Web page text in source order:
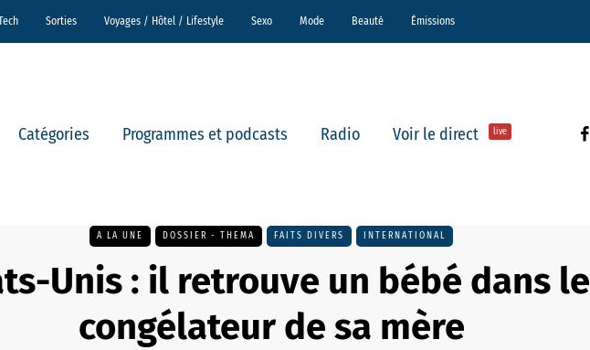
Sorties Voyages / Hôtel / Lifestyle Sexo Mode Beauté Émissions
Catégories Programmes et podcasts Radio Voir le direct live
A LA UNE DOSSIER - THEMA FAITS DIVERS INTERNATIONAL
Unis : il retrouve un bébé dans le
congélateur de sa mère